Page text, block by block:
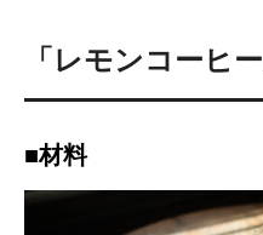
「レモンコーヒー
■材料